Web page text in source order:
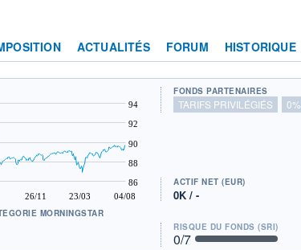
ACTUALITÉS FORUM HISTORIQUE
26/11 23/03 04/08
86
88
90
92
94
MORNINGSTAR
FONDS PARTENAIRES
TARIFS PRIVILÉGIÉS 0%
ACTIF NET (EUR)
0K / -
RISQUE DU FONDS (SRI)
0/7